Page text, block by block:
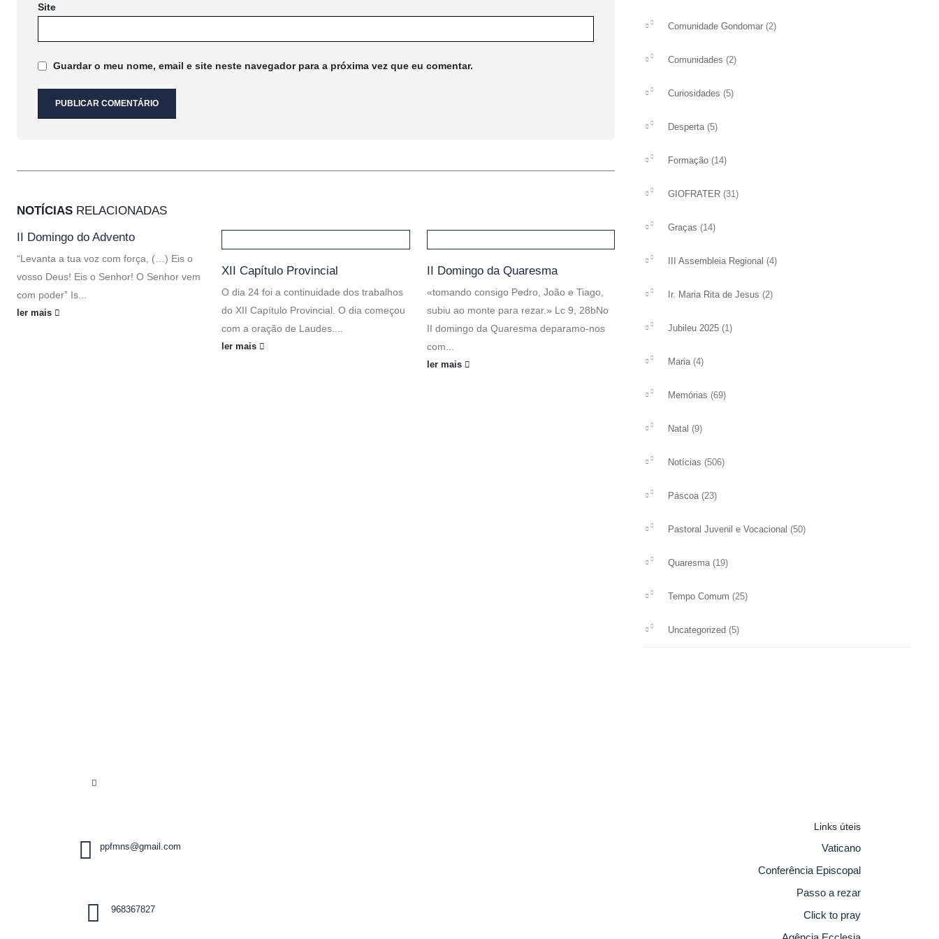
Site
Guardar o meu nome, email e site neste navegador para a próxima vez que eu comentar.
NOTÍCIAS RELACIONADAS
II Domingo do Advento
“Levanta a tua voz com força, (…) Eis o
vosso Deus! Eis o Senhor! O Senhor vem
com poder” Is...
ler mais
XII Capítulo Provincial
O dia 24 foi a continuidade dos trabalhos
do XII Capítulo Provincial. O dia começou
com a oração de Laudes....
ler mais
II Domingo da Quaresma
«tomando consigo Pedro, João e Tiago,
subiu ao monte para rezar.» Lc 9, 28bNo
II domingo da Quaresma deparamo-nos
com...
ler mais
9º Encontro dos Amigos da Irmã
Maria Rita de Jesus
Rita de Jesus que teve lugar no dia 25 de
ler mais
Comunidade Gondomar (2)
Comunidades (2)
Curiosidades (5)
Desperta (5)
Formação (14)
GIOFRATER (31)
Graças (14)
III Assembleia Regional (4)
Ir. Maria Rita de Jesus (2)
Jubileu 2025 (1)
Maria (4)
Memórias (69)
Natal (9)
Notícias (506)
Páscoa (23)
Pastoral Juvenil e Vocacional (50)
Quaresma (19)
Tempo Comum (25)
Uncategorized (5)
ppfmns@gmail.com
968367827
Links úteis
Vaticano
Conferência Episcopal
Passo a rezar
Click to pray